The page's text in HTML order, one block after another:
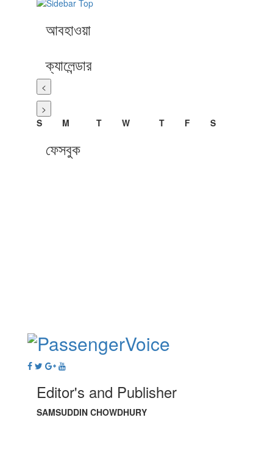
আবহাওয়া
ক্যালেন্ডার
<
>
S
M T W T F S
ফেসবুক
Editor's and Publisher
SAMSUDDIN CHOWDHURY